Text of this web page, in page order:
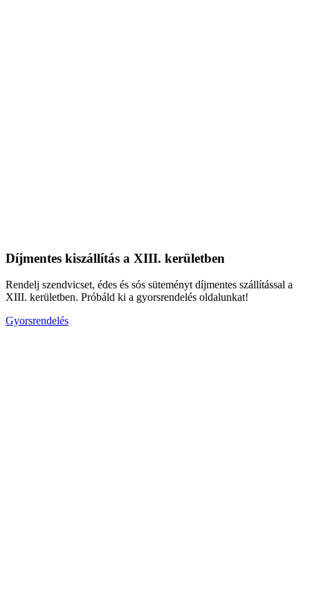
Díjmentes kiszállítás a XIII. kerületben
Rendelj szendvicset, édes és sós süteményt díjmentes szállítással a
XIII. kerületben. Próbáld ki a gyorsrendelés oldalunkat!
Gyorsrendelés